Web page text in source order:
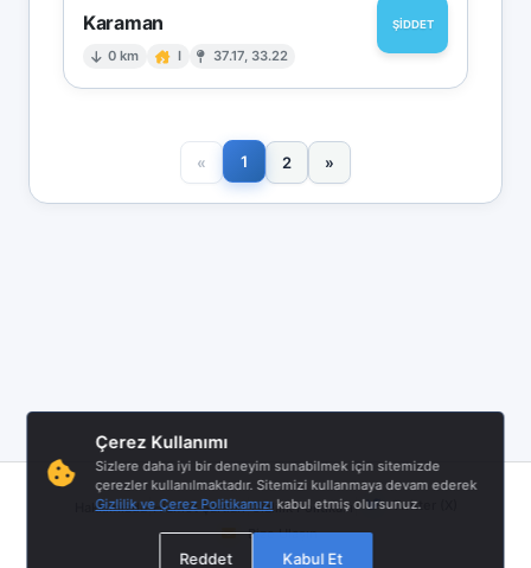
Karaman
0 km I 37.17, 33.22
ŞİDDET
« 1 2 »
Hakkımızda|Hizmet Şartları|Gizlilik Politikası |
Twitter (X)
Bize Ulaşın
Çerez Kullanımı
Sizlere daha iyi bir deneyim sunabilmek için sitemizde
çerezler kullanılmaktadır. Sitemizi kullanmaya devam ederek
Gizlilik ve Çerez Politikamızı kabul etmiş olursunuz.
Reddet Kabul Et